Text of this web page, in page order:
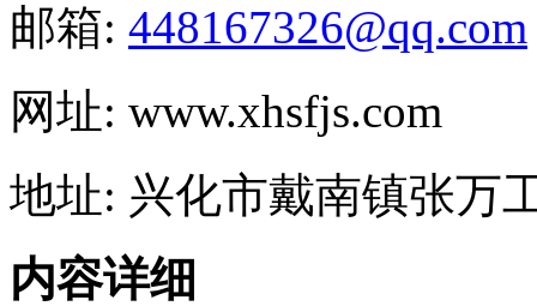
邮箱: 448167326@qq.com
网址: www.xhsfjs.com
地址: 兴化市戴南镇张万
内容详细